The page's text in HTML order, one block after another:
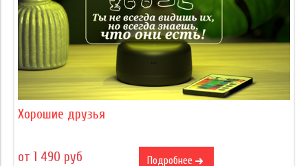
Хорошие друзья
от 1 490 руб Подробнее